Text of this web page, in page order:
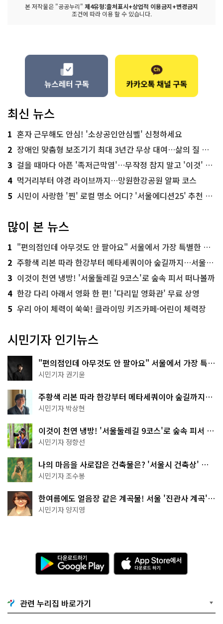
본 저작물은 "공공누리" 제4유형:출처표시+상업적 이용금지+변경금지
조건에 따라 이용 할 수 있습니다.
최신 뉴스
1 혼자 근무해도 안심! '소상공인안심벨' 신청하세요
2 장애인 맞춤형 보조기기 최대 3년간 무상 대여…삶의 질 높인다
3 걸을 때마다 아픈 '족저근막염'…무작정 참지 말고 '이것' 해보세요!
4 먹거리부터 야경 라이브까지…망원한강공원 알짜 코스
5 시민이 사랑한 '찐' 로컬 명소 어디? '서울에디션25' 추천 코스
많이 본 뉴스
1 "편의점인데 아무것도 안 팔아요" 서울에서 가장 특별한 편의점의 정체
2 주황색 리본 따라 한강부터 메타세쿼이아 숲길까지…서울둘레길 15코스
3 이것이 천연 냉방! '서울둘레길 9코스'로 숲속 피서 떠나볼까
4 한강 다리 아래서 영화 한 편! '다리밑 영화관' 무료 상영
5 우리 아이 체력이 쑥쑥! 클라이밍 키즈카페·어린이 체력장
시민기자 인기뉴스
"편의점인데 아무것도 안 팔아요" 서울에서 가장 특별
한 편의점의 정체
시민기자 권기윤
주황색 리본 따라 한강부터 메타세쿼이아 숲길까지…
서울둘레길 15코스
시민기자 박상현
이것이 천연 냉방! '서울둘레길 9코스'로 숲속 피서 떠
나볼까
시민기자 정향선
나의 마음을 사로잡은 건축물은? '서울시 건축상' 수
상작 공개!
시민기자 조수봉
한여름에도 얼음장 같은 계곡물! 서울 '진관사 계곡'이
천국이네~
시민기자 양지영
다
운
로
기
G
o
A
p
p
e
관련 누리집 바로가기